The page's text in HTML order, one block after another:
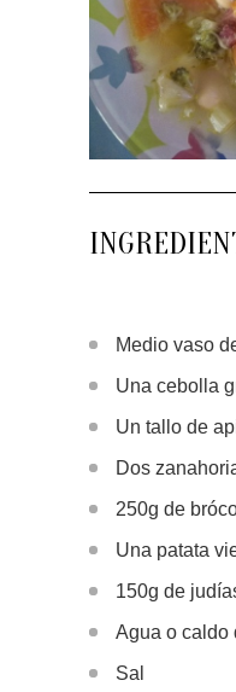
Medio vaso
Una cebolla
Un tallo de
Dos
250g de
Una patata
150g de
Agua o caldo
Sal